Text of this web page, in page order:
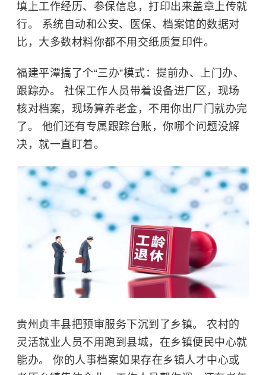
填上工作经历、参保信息，打印出来盖章上传就
行。 系统自动和公安、医保、档案馆的数据对
比，大多数材料你都不用交纸质复印件。
福建平潭搞了个“三办”模式：提前办、上门办、
跟踪办。 社保工作人员带着设备进厂区，现场
核对档案，现场算养老金，不用你出厂门就办完
了。 他们还有专属跟踪台账，你哪个问题没解
决，就一直盯着。
贵州贞丰县把预审服务下沉到了乡镇。 农村的
灵活就业人员不用跑到县城，在乡镇便民中心就
能办。 你的人事档案如果存在乡镇人才中心或